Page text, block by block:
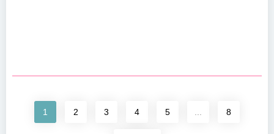
1 2 3 4 5 8